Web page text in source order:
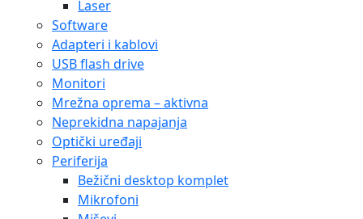
Laser
Software
Adapteri i kablovi
USB flash drive
Monitori
Mrežna oprema – aktivna
Neprekidna napajanja
Optički uređaji
Periferija
Bežični desktop komplet
Mikrofoni